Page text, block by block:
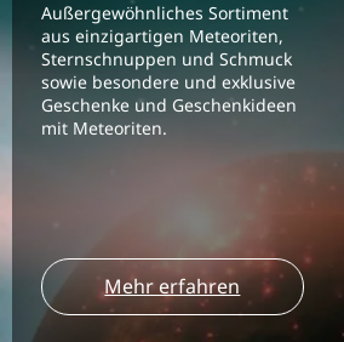
Außergewöhnliches Sortiment
aus einzigartigen Meteoriten,
Sternschnuppen und Schmuck
sowie besondere und exklusive
Geschenke und Geschenkideen
mit Meteoriten.
Mehr erfahren